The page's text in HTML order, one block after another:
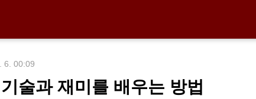
6. 00:09
술과 재미를 배우는 방법